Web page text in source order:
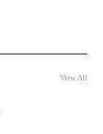
View All